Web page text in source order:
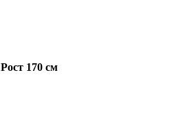
Рост 170 см